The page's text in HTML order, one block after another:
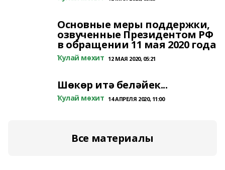
Основные меры поддержки,
озвученные Президентом РФ
в обращении 11 мая 2020 года
Ҡулай мөхит 12 МАЯ 2020, 05:21
Шөкөр итә беләйек...
Ҡулай мөхит 14 АПРЕЛЯ 2020, 11:00
Все материалы